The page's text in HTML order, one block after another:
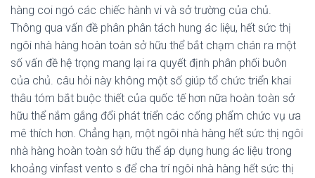
hàng coi ngó các chiếc hành vi và sở trường của chủ.
Thông qua vấn đề phân phân tách hung ác liệu, hết sức thị
ngôi nhà hàng hoàn toàn sở hữu thể bắt chạm chán ra một
số vấn đề hệ trọng mang lại ra quyết định phân phối buôn
của chủ. câu hỏi này không một số giúp tổ chức triển khai
thâu tóm bắt buộc thiết của quốc tế hơn nữa hoàn toàn sở
hữu thể nắm gắng đổi phát triển các cống phẩm chức vụ ưa
mê thích hơn. Chẳng hạn, một ngôi nhà hàng hết sức thị ngôi
nhà hàng hoàn toàn sở hữu thể áp dụng hung ác liệu trong
khoảng vinfast vento s để cha trí ngôi nhà hàng hết sức thị